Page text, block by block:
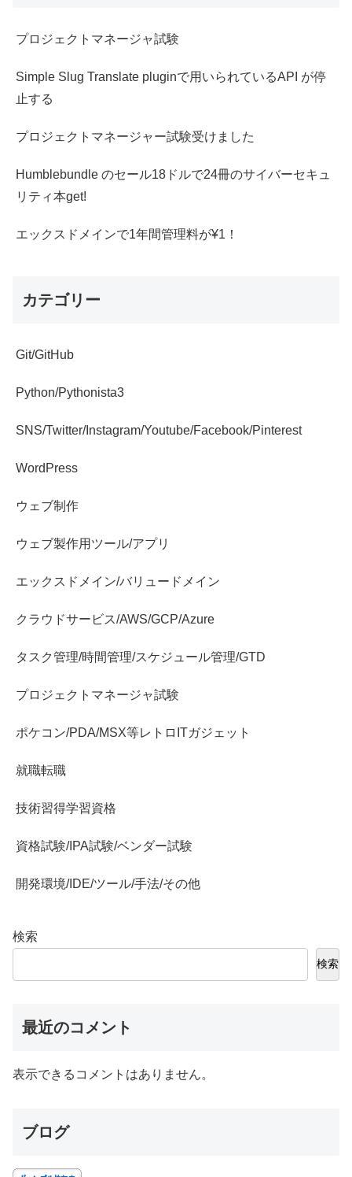
プロジェクトマネージャ試験
Simple Slug Translate pluginで用いられているAPI が停
止する
プロジェクトマネージャー試験受けました
Humblebundle のセール18ドルで24冊のサイバーセキュ
リティ本get!
エックスドメインで1年間管理料が¥1！
カテゴリー
Git/GitHub
Python/Pythonista3
SNS/Twitter/Instagram/Youtube/Facebook/Pinterest
WordPress
ウェブ制作
ウェブ製作用ツール/アプリ
エックスドメイン/バリュードメイン
クラウドサービス/AWS/GCP/Azure
タスク管理/時間管理/スケジュール管理/GTD
プロジェクトマネージャ試験
ポケコン/PDA/MSX等レトロITガジェット
就職転職
技術習得学習資格
資格試験/IPA試験/ベンダー試験
開発環境/IDE/ツール/手法/その他
検索
検索
最近のコメント
表示できるコメントはありません。
ブログ